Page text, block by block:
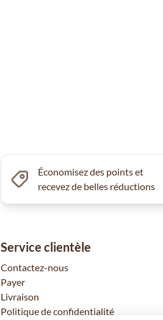
Économisez des points et
recevez de belles réductions
Service clientèle
Contactez-nous
Payer
Livraison
Politique de confidentialité